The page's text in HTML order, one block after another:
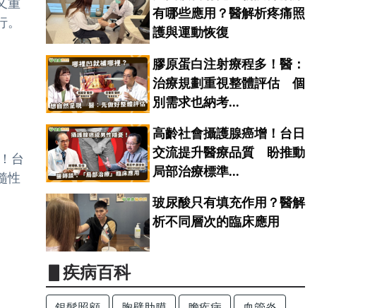
重
台
性
有哪些應用？醫解析疼痛照
護與運動恢復
膠原蛋白注射療程多！醫：
治療規劃重視整體評估 個
別需求也納考...
高齡社會攝護腺癌增！台日
交流提升醫療品質 盼推動
局部治療標準...
玻尿酸只有填充作用？醫解
析不同層次的臨床應用
▋疾病百科